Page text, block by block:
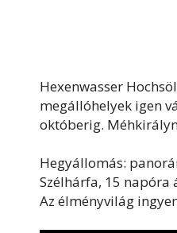
Hexenwasser
megállóhelyek igen
októberig.
Hegyállomás:
Szélhárfa, 15 napóra
Az élményvilág